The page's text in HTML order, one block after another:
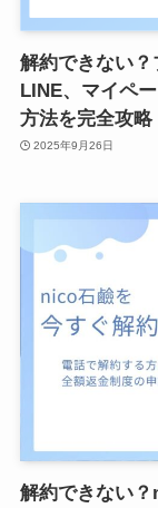
解約できない？
LINE、マイペ
方法を完全攻略
2025年9月26日
解約できない